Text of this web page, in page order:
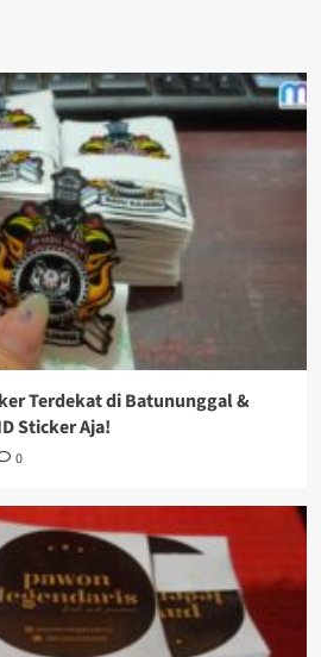
Terdekat di Batununggal &
Sticker Aja!
0